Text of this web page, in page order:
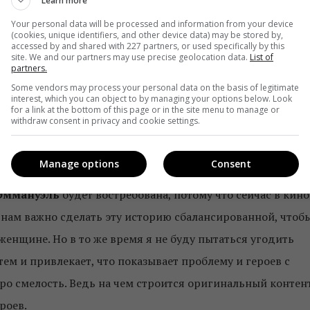
Конечно, мы планируем создавать не локальные
хочет продюсер
продукт «суховат», ему не хватает полноты жизни, и
А для того, чтобы создавать такие продукты,
и актеров. Думаю, что у нас есть и смелость,
затронем темуЛГБТ
, в другом расскажем историю
будет востребована, потому что сейчас в кино
важно сделать эту историю сбалансированной,
Но в то же время я не буду пытаться угодить
и привлекает, что показывает проблему и героев с
смелость. Ведь на чем строится оригинальный
Your personal data will be processed and information from your device
(cookies, unique identifiers, and other device data) may be stored by,
accessed by and shared with 227 partners, or used specifically by this
site. We and our partners may use precise geolocation data. List of
partners.
Some vendors may process your personal data on the basis of legitimate
interest, which you can object to by managing your options below. Look
for a link at the bottom of this page or in the site menu to manage or
withdraw consent in privacy and cookie settings.
Consent
Manage options